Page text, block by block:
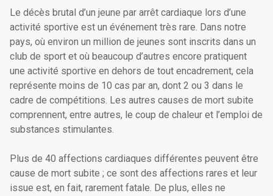
Le décès brutal d’un jeune par arrêt cardiaque lors d’une
activité sportive est un événement très rare. Dans notre
pays, où environ un million de jeunes sont inscrits dans un
club de sport et où beaucoup d’autres encore pratiquent
une activité sportive en dehors de tout encadrement, cela
représente moins de 10 cas par an, dont 2 ou 3 dans le
cadre de compétitions. Les autres causes de mort subite
comprennent, entre autres, le coup de chaleur et l’emploi de
substances stimulantes.
Plus de 40 affections cardiaques différentes peuvent être
cause de mort subite ; ce sont des affections rares et leur
issue est, en fait, rarement fatale. De plus, elles ne